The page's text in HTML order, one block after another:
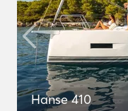
Hanse 410